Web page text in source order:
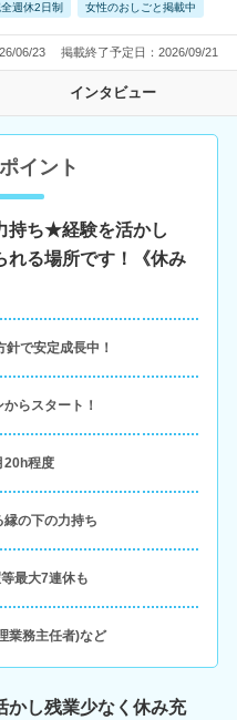
週休2日制 女性のおしごと掲載中
06/23 掲載終了予定日：2026/09/21
インタビュー
イント
持ち★経験を活かし
れる場所です！《休み
針で安定成長中！
らスタート！
20h程度
縁の下の力持ち
最大7連休も
業務主任者)など
かし残業少なく休み充